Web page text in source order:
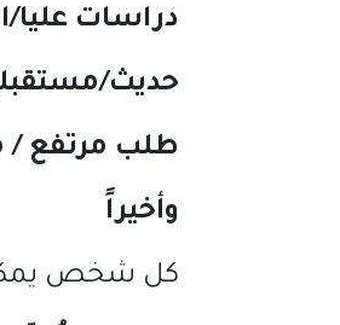
دراسات عليا/
حديث/
طلب مرتفع /
وأخيراً
كل شخص